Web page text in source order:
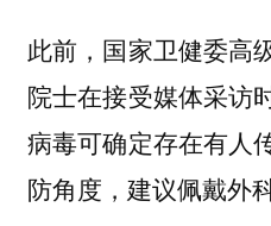
此前，国家卫健委高
院士在接受媒体采访
病毒可确定存在有人
防角度，建议佩戴外